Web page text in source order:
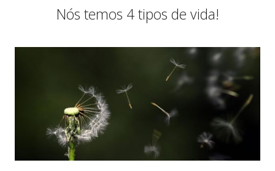
Nós temos 4 tipos de vida!